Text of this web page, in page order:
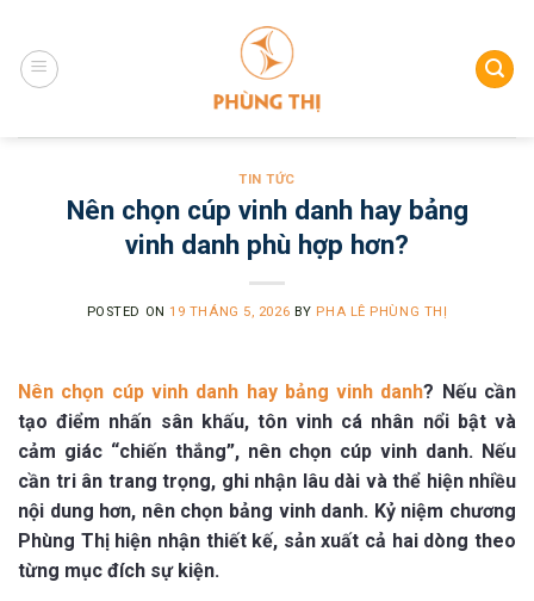
content
TIN TỨC
Nên chọn cúp vinh danh hay bảng
vinh danh phù hợp hơn?
POSTED ON 19 THÁNG 5, 2026 BY PHA LÊ PHÙNG THỊ
Nên chọn cúp vinh danh hay bảng vinh danh? Nếu cần
tạo điểm nhấn sân khấu, tôn vinh cá nhân nổi bật và
cảm giác “chiến thắng”, nên chọn cúp vinh danh. Nếu
cần tri ân trang trọng, ghi nhận lâu dài và thể hiện nhiều
nội dung hơn, nên chọn bảng vinh danh. Kỷ niệm chương
Phùng Thị hiện nhận thiết kế, sản xuất cả hai dòng theo
từng mục đích sự kiện.